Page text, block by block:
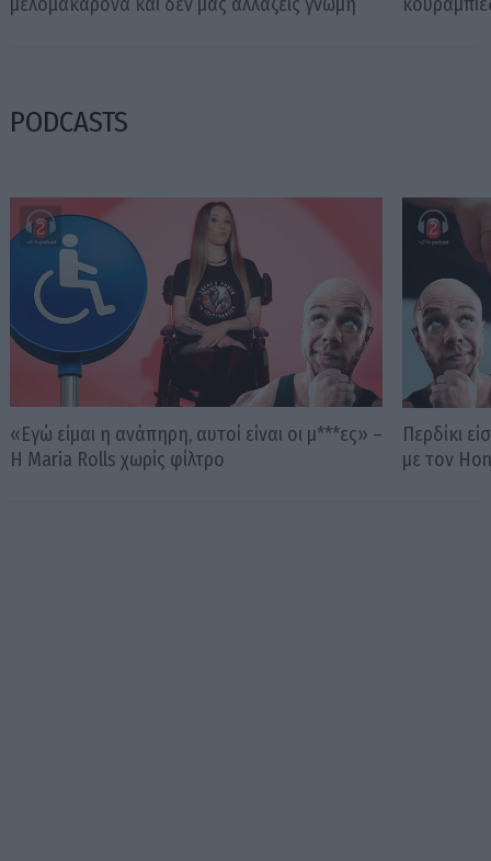
PODCASTS
«Εγώ είμαι η ανάπηρη, αυτοί είναι οι μ***ες» –
Η Maria Rolls χωρίς φίλτρο
Περδίκι
με τον